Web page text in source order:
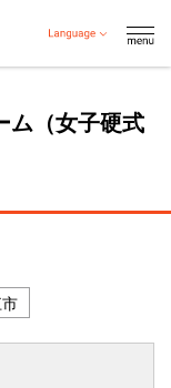
ム（女子硬式